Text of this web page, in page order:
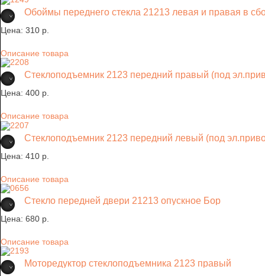
Обоймы переднего стекла 21213 левая и правая в
Цена: 310 p.
Описание товара
Стеклоподъемник 2123 передний правый (под
Цена: 400 p.
Описание товара
Стеклоподъемник 2123 передний левый (под
Цена: 410 p.
Описание товара
Стекло передней двери 21213 опускное Бор
Цена: 680 p.
Описание товара
Моторедуктор стеклоподъемника 2123 правый